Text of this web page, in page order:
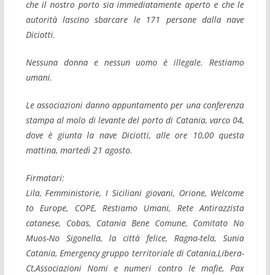
che il nostro porto sia immediatamente aperto e che le
autorità lascino sbarcare le 171 persone dalla nave
Diciotti.
Nessuna donna e nessun uomo è illegale. Restiamo
umani.
Le associazioni danno appuntamento per una conferenza
stampa al molo di levante del porto di Catania, varco 04,
dove è giunta la nave Diciotti, alle ore 10,00 questa
mattina, martedì 21 agosto.
Firmatari:
Lila, Femministorie, I Siciliani giovani, Orione, Welcome
to Europe, COPE, Restiamo Umani, Rete Antirazzista
catanese, Cobas, Catania Bene Comune, Comitato No
Muos-No Sigonella, la città felice, Ragna-tela, Sunia
Catania, Emergency gruppo territoriale di Catania,Libera-
Ct,Associazioni Nomi e numeri contro le mafie, Pax